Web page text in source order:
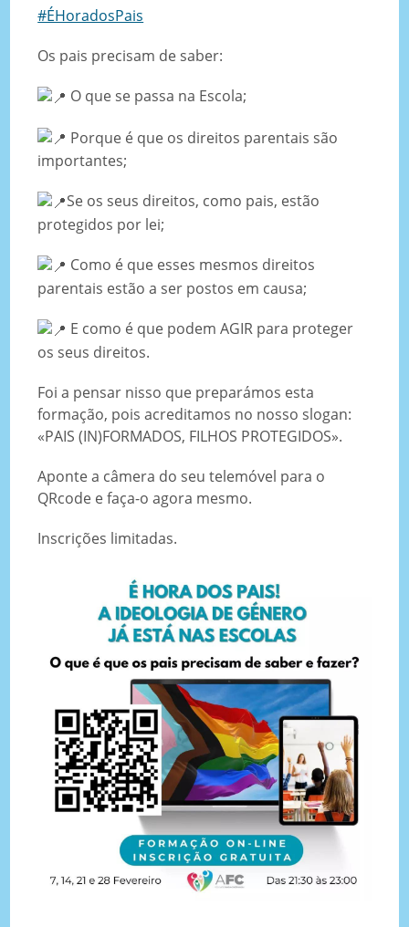
#ÉHoradosPais
Os pais precisam de saber:
O que se passa na Escola;
Porque é que os direitos parentais são
importantes;
Se os seus direitos, como pais, estão
protegidos por lei;
Como é que esses mesmos direitos
parentais estão a ser postos em causa;
E como é que podem AGIR para proteger
os seus direitos.
Foi a pensar nisso que preparámos esta
formação, pois acreditamos no nosso slogan:
«PAIS (IN)FORMADOS, FILHOS PROTEGIDOS».
Aponte a câmera do seu telemóvel para o
QRcode e faça-o agora mesmo.
Inscrições limitadas.